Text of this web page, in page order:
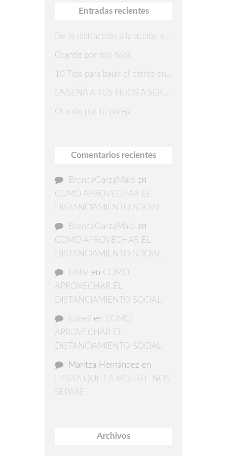
Entradas recientes
De la distracción a la acción en 7 pasos
Orando por mis hijos
10 Tips para bajar el estrés en Navidad
ENSEÑA A TUS HIJOS A SER AGRADECIDOS
Orando por tu pareja
Comentarios recientes
BrendaGarzaMalo en
COMO APROVECHAR EL
DISTANCIAMIENTO SOCIAL
BrendaGarzaMalo en
COMO APROVECHAR EL
DISTANCIAMIENTO SOCIAL
Libby en COMO
APROVECHAR EL
DISTANCIAMIENTO SOCIAL
Isabell en COMO
APROVECHAR EL
DISTANCIAMIENTO SOCIAL
Maritza Hernández en
HASTA QUE LA MUERTE NOS
SEPARE
Archivos